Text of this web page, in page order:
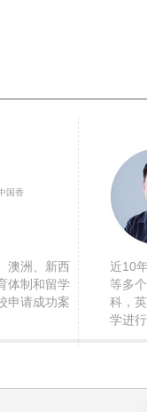
香
澳洲、新西
体制和留学
申请成功案
近10
等多
科，
学进